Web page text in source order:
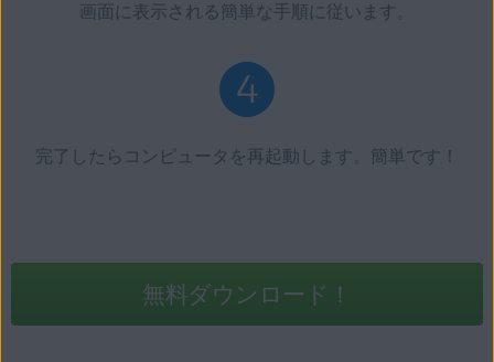
画面に表示される簡単な手順に従います。
完了したらコンピュータを再起動します。簡単です！
無料ダウンロード！